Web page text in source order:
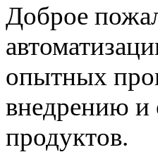
Доброе
опытных
внедрению
продуктов.